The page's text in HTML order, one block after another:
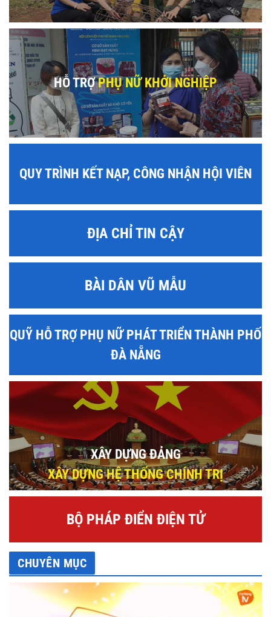
HỖ TRỢPHỤ NỮ KHỞI NGHIỆP
QUY TRÌNH KẾT NẠP, CÔNG NHẬN HỘI VIÊN
ĐỊA CHỈ TIN CẬY
BÀI DÂN VŨ MẪU
QUỸ HỖ TRỢ PHỤ NỮ PHÁT TRIỂN THÀNH PHỐ
ĐÀ NẴNG
XÂY DỰNG ĐẢNG
XÂY DỰNG HỆ THỐNG CHÍNH TRỊ
BỘ PHÁP ĐIỂN ĐIỆN TỬ
CHUYÊN MỤC